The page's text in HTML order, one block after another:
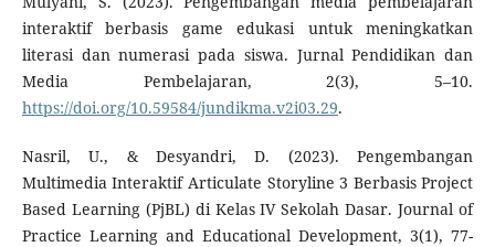
interaktif berbasis game edukasi untuk meningkatkan
literasi dan numerasi pada siswa. Jurnal Pendidikan dan
Media Pembelajaran, 2(3), 5–10.
https://doi.org/10.59584/jundikma.v2i03.29.
Nasril, U., & Desyandri, D. (2023). Pengembangan
Multimedia Interaktif Articulate Storyline 3 Berbasis Project
Based Learning (PjBL) di Kelas IV Sekolah Dasar. Journal of
Practice Learning and Educational Development, 3(1), 77-